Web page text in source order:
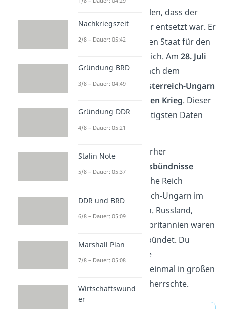
Du kannst dir vorstellen, dass der
österreichische Kaiser entsetzt war. Er
machte den serbischen Staat für den
Anschlag verantwortlich. Am 28. Juli
1914, einen Monat nach dem
Anschlag,erklärte Österreich-Ungarn
den Krieg. Dieser
Tag ist eines der wichtigsten Daten
zum 1. Weltkrieg.
Sofort wurden die vorher
Kriegsbündnisse
. Das Deutsche Reich
unterstützte Österreich-Ungarn im
Kampf gegen Serbien. Russland,
Frankreich und Großbritannien waren
aber mit Serbien verbündet. Du
siehst, dass durch die
Kriegsbündnisse auf einmal in großen
Teilen Europas Krieg herrschte.
Nachkriegszeit
2/8 – Dauer: 05:42
Gründung BRD
3/8 – Dauer: 04:49
Gründung DDR
4/8 – Dauer: 05:21
Stalin Note
5/8 – Dauer: 05:37
DDR und BRD
6/8 – Dauer: 05:09
Marshall Plan
7/8 – Dauer: 05:08
Wirtschaftswund
er